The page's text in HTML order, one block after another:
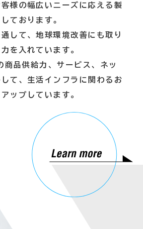
様の幅広いニーズに応える製
ております。
して、地球環境改善にも取り
を入れています。
品供給力、サービス、ネッ
て、生活インフラに関わるお
ップしています。